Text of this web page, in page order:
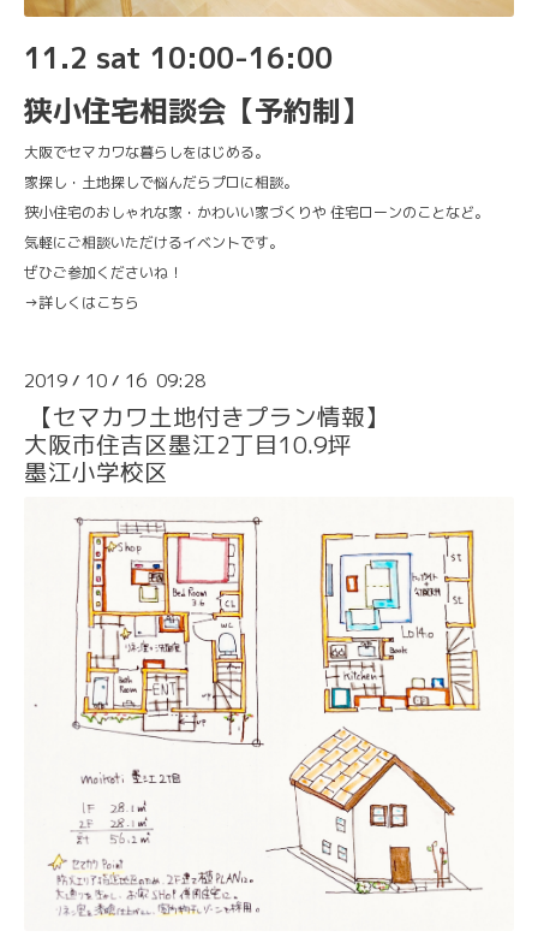
11.2 sat 10:00-16:00
狭小住宅相談会【予約制】
大阪でセマカワな暮らしをはじめる。
家探し・土地探しで悩んだらプロに相談。
狭小住宅のおしゃれな家・かわいい家づくりや 住宅ローンのことなど。
気軽にご相談いただけるイベントです。
ぜひご参加くださいね！
→詳しくはこちら
2019 / 10 / 16 09:28
【セマカワ土地付きプラン情報】
大阪市住吉区墨江2丁目10.9坪
墨江小学校区